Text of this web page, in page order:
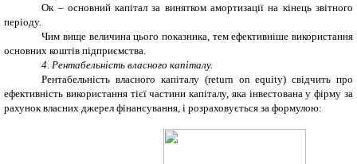
Ок – основний капітал за винятком амортизації на кінець звітного
періоду.
Чим вище величина цього показника, тем ефективніше використання
основних коштів підприємства.
4. Рентабельність власного капіталу.
Рентабельність власного капіталу (return on equity) свідчить про
ефективність використання тієї частини капіталу, яка інвестована у фірму за
рахунок власних джерел фінансування, і розраховується за формулою: